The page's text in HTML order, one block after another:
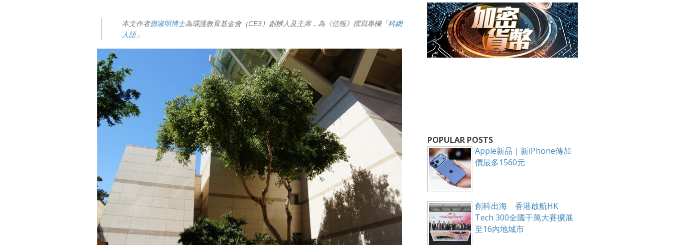
本文作者鄧淑明博士為環護教育基金會（CE3）創辦人及主席，為《信報》撰寫專欄「科網
人語」
POPULAR POSTS
Apple新品｜新iPhone傳加
價最多1560元
創科出海 香港啟航HK
Tech 300全國千萬大賽擴展
至16內地城市
成為 EJ Tech 會員
最新資訊（附創業懶人包），直達郵箱！